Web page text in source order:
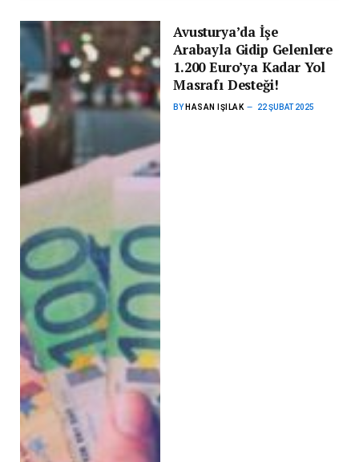
Avusturya’da İşe
Arabayla Gidip Gelenlere
1.200 Euro’ya Kadar Yol
Masrafı Desteği!
BY HASAN IŞILAK 22 ŞUBAT 2025